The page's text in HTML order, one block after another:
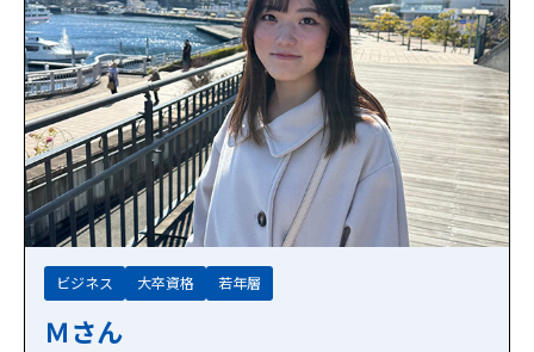
ビジネス 大卒資格 若年層
Ｍさん